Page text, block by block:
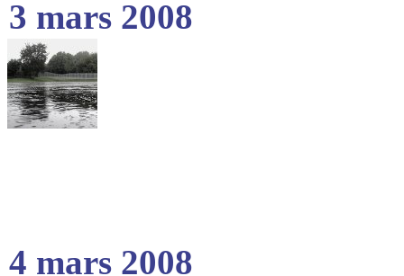
3 mars 2008
4 mars 2008